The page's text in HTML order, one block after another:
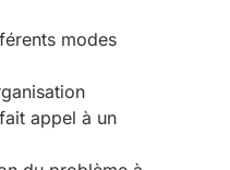
modes
appel à un